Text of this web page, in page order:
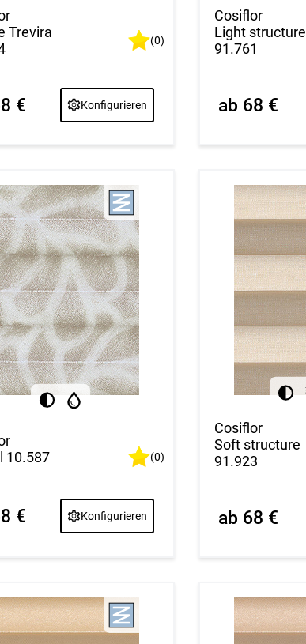
Trevira
(0)
Konfigurieren
€
Cosiflor
Light structure
91.761
ab 68 €
10.587
(0)
Konfigurieren
€
Cosiflor
Soft structure
91.923
ab 68 €